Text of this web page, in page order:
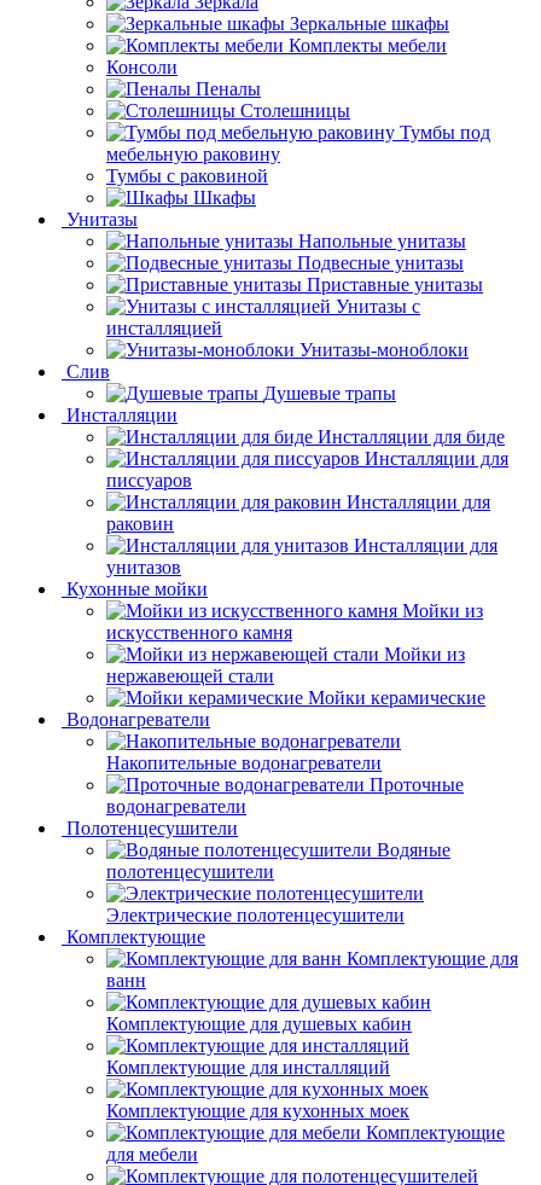
Зеркальные шкафы
Комплекты мебели
Консоли
Пеналы
Столешницы
Тумбы под
мебельную раковину
Тумбы с раковиной
Шкафы
Унитазы
Напольные унитазы
Подвесные унитазы
Приставные унитазы
Унитазы с
инсталляцией
Унитазы-моноблоки
Слив
Душевые трапы
Инсталляции
Инсталляции для биде
Инсталляции для
писсуаров
Инсталляции для
раковин
Инсталляции для
унитазов
Кухонные мойки
Мойки из
искусственного камня
Мойки из
нержавеющей стали
Мойки керамические
Водонагреватели
Накопительные водонагреватели
Проточные
водонагреватели
Полотенцесушители
Водяные
полотенцесушители
Электрические полотенцесушители
Комплектующие
Комплектующие для
ванн
Комплектующие для душевых кабин
Комплектующие для инсталляций
Комплектующие для кухонных моек
Комплектующие
для мебели